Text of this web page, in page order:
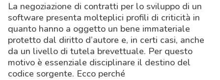
La negoziazione di contratti per lo sviluppo di un
software presenta molteplici profili di criticità in
quanto hanno a oggetto un bene immateriale
protetto dal diritto d’autore e, in certi casi, anche
da un livello di tutela brevettuale. Per questo
motivo è essenziale disciplinare il destino del
codice sorgente. Ecco perché